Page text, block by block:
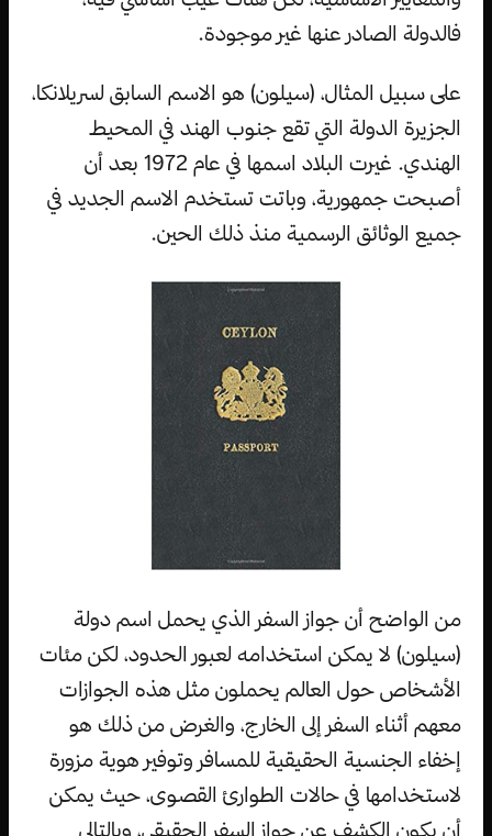
فالدولة الصادر عنها غير موجودة.
على سبيل المثال، (سيلون) هو الاسم السابق لسريلانكا،
الجزيرة الدولة التي تقع جنوب الهند في المحيط
الهندي. غيرت البلاد اسمها في عام 1972 بعد أن
أصبحت جمهورية، وباتت تستخدم الاسم الجديد في
جميع الوثائق الرسمية منذ ذلك الحين.
من الواضح أن جواز السفر الذي يحمل اسم دولة
(سيلون) لا يمكن استخدامه لعبور الحدود، لكن مئات
الأشخاص حول العالم يحملون مثل هذه الجوازات
معهم أثناء السفر إلى الخارج، والغرض من ذلك هو
إخفاء الجنسية الحقيقية للمسافر وتوفير هوية مزورة
لاستخدامها في حالات الطوارئ القصوى، حيث يمكن
أن يكون الكشف عن جواز السفر الحقيقي، وبالتالي